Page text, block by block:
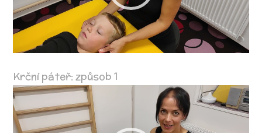
Krční páteř: způsob 1
Video
přehrávač